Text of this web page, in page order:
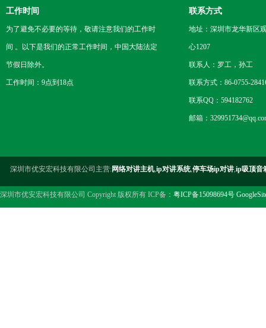
工作时间
为了避免不必要的等待，敬请注意我们的工作时
间 。以下是我们的正常工作时间，中国大陆法定
节假日除外。
工作时间：9点到18点
联系方式
地址：深圳市龙华新区
心1207
联系人：罗工，孙工
联系方式：86-0755-
联系QQ：594182762
邮箱：
深圳市优安宏科技有限公司主营:网络对讲主机,ip对讲系统,停车场ip对讲,ip吸顶音
深圳市优安宏科技有限公司 Copyright 版权所有 ICP备： 粤ICP备15098694号